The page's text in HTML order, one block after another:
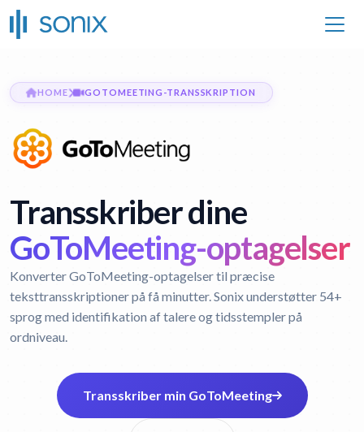
HOME GOTOMEETING-TRANSSKRIPTION
Transskriber dine
GoToMeeting-optagelser
Konverter GoToMeeting-optagelser til præcise
teksttransskriptioner på få minutter. Sonix understøtter 54+
sprog med identifikation af talere og tidsstempler på
ordniveau.
Transskriber min GoToMeeting